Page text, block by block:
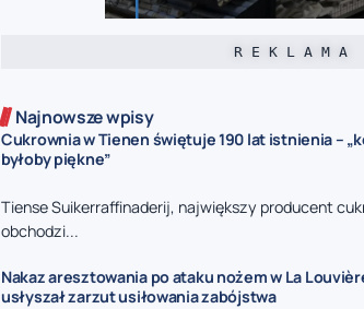
R E K L A M A
Najnowsze wpisy
Cukrownia w Tienen świętuje 190 lat istnienia –
byłoby piękne”
Tiense Suikerraffinaderij, największy producent
obchodzi...
Nakaz aresztowania po ataku nożem w La
usłyszał zarzut usiłowania zabójstwa